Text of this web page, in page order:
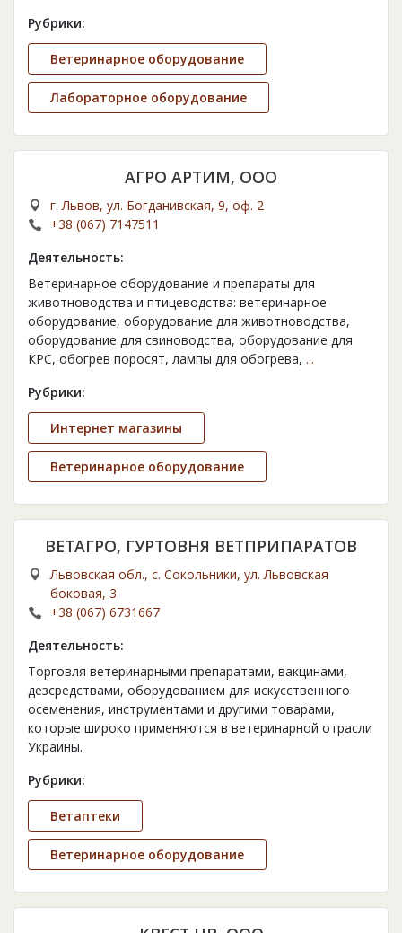
Рубрики:
Ветеринарное оборудование
Лабораторное оборудование
АГРО АРТИМ, ООО
г. Львов, ул. Богданивская, 9, оф. 2
+38 (067) 7147511
Деятельность:
Ветеринарное оборудование и препараты для
животноводства и птицеводства: ветеринарное
оборудование, оборудование для животноводства,
оборудование для свиноводства, оборудование для
КРС, обогрев поросят, лампы для обогрева, ...
Рубрики:
Интернет магазины
Ветеринарное оборудование
ВЕТАГРО, ГУРТОВНЯ ВЕТПРИПАРАТОВ
Львовская обл., с. Сокольники, ул. Львовская
боковая, 3
+38 (067) 6731667
Деятельность:
Торговля ветеринарными препаратами, вакцинами,
дезсредствами, оборудованием для искусственного
осеменения, инструментами и другими товарами,
которые широко применяются в ветеринарной отрасли
Украины.
Рубрики:
Ветаптеки
Ветеринарное оборудование